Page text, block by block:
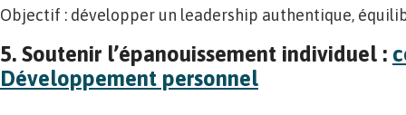
Objectif : développer un leadership authentique,
5. Soutenir l’épanouissement individuel :
Développement personnel